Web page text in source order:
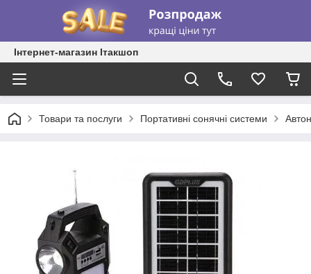
Інтернет-магазин Ітакшоп
Товари та послуги Портативні сонячні системи